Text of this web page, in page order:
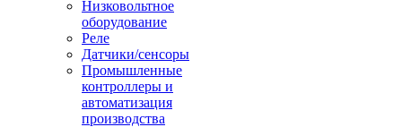
Низковольтное
оборудование
Реле
Датчики/сенсоры
Промышленные
контроллеры и
автоматизация
производства